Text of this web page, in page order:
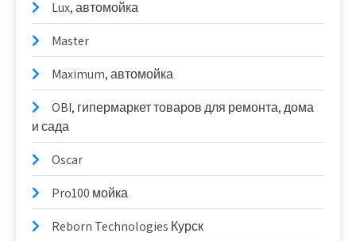
Lux, автомойка
Master
Maximum, автомойка
OBI, гипермаркет товаров для ремонта, дома
и сада
Oscar
Pro100 мойка
Reborn Technologies Курск